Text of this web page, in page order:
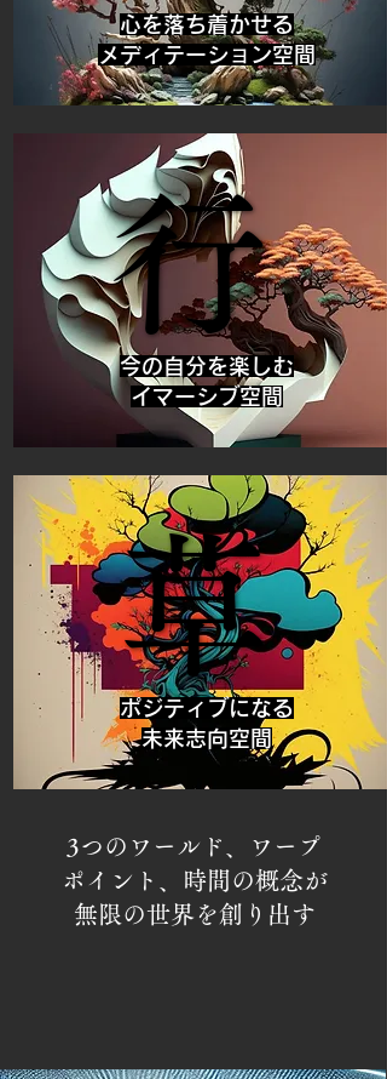
心を落ち着かせる
メディテーション空間
今の自分を楽しむ
イマーシブ空間
ポジティブになる
未来志向空間
行
行
草
草
3つのワールド、ワープ
ポイント、時間の概念が
無限の世界を創り出す